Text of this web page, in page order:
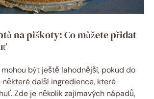
na piškoty: Co můžete přidat
být ještě lahodnější, pokud do
další ingredience, které
Zde je několik zajímavých nápadů,